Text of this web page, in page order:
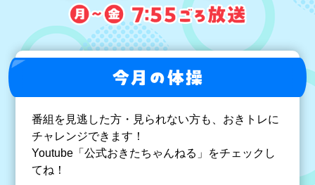
今月の体操
番組を見逃した方・見られない方も、おきトレに
チャレンジできます！
Youtube「公式おきたちゃんねる」をチェックし
てね！